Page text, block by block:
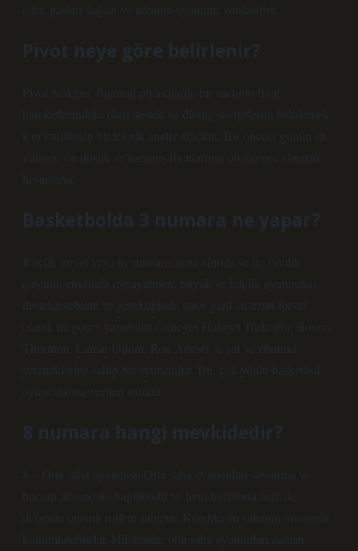
eder, pasları dağıtır ve takımın oyununu yönlendirir.
Pivot neye göre belirlenir?
Pivot Noktası, finansal piyasalarda bir varlığın fiyat
hareketlerindeki olası destek ve direnç seviyelerini belirlemek
için kullanılan bir teknik analiz aracıdır. Bir önceki günün en
yüksek, en düşük ve kapanış fiyatlarının ortalaması alınarak
hesaplanır.
Basketbolda 3 numara ne yapar?
Küçük forvet veya üç numara, pota altında ve üç sayılık
çizginin etrafında oynayabilen, büyük ve küçük oyuncuları
destekleyebilen ve gerektiğinde şutör gard ve uzun forvet
olarak da görev yapabilen (örneğin Hidayet Türkoğlu, Bootsy
Thornton, Lamar Odom, Ron Artest) ve şut ve ribaund
yeteneklerine sahip bir oyuncudur. Bu, çok yönlü basketbol
oyuncularına verilen isimdir.
8 numara hangi mevkidedir?
8 – Orta saha oyuncusu Orta saha oyuncuları savunma ve
hücum arasındaki bağlantıdır ve hem hücumda hem de
defansta önemli rollere sahiptir. Kendilerini sahanın ortasında
konumlandırırlar. Hücumda, orta saha oyuncuları zaman